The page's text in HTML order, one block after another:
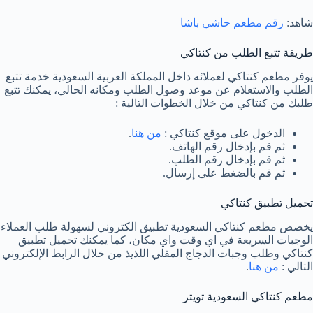
شاهد: رقم مطعم حاشي باشا
طريقة تتبع الطلب من كنتاكي
يوفر مطعم كنتاكي لعملائه داخل المملكة العربية السعودية خدمة تتبع
الطلب والاستعلام عن موعد وصول الطلب ومكانه الحالي، يمكنك تتبع
طلبك من كنتاكي من خلال الخطوات التالية :
الدخول على موقع كنتاكي : من هنا.
ثم قم بإدخال رقم الهاتف.
ثم قم بإدخال رقم الطلب.
ثم قم بالضغط على إرسال.
تحميل تطبيق كنتاكي
يخصص مطعم كنتاكي السعودية تطبيق الكتروني لسهولة طلب العملاء
الوجبات السريعة في اي وقت واي مكان، كما يمكنك تحميل تطبيق
كنتاكي وطلب وجبات الدجاج المقلي اللذيذ من خلال الرابط الإلكتروني
التالي : من هنا.
مطعم كنتاكي السعودية تويتر